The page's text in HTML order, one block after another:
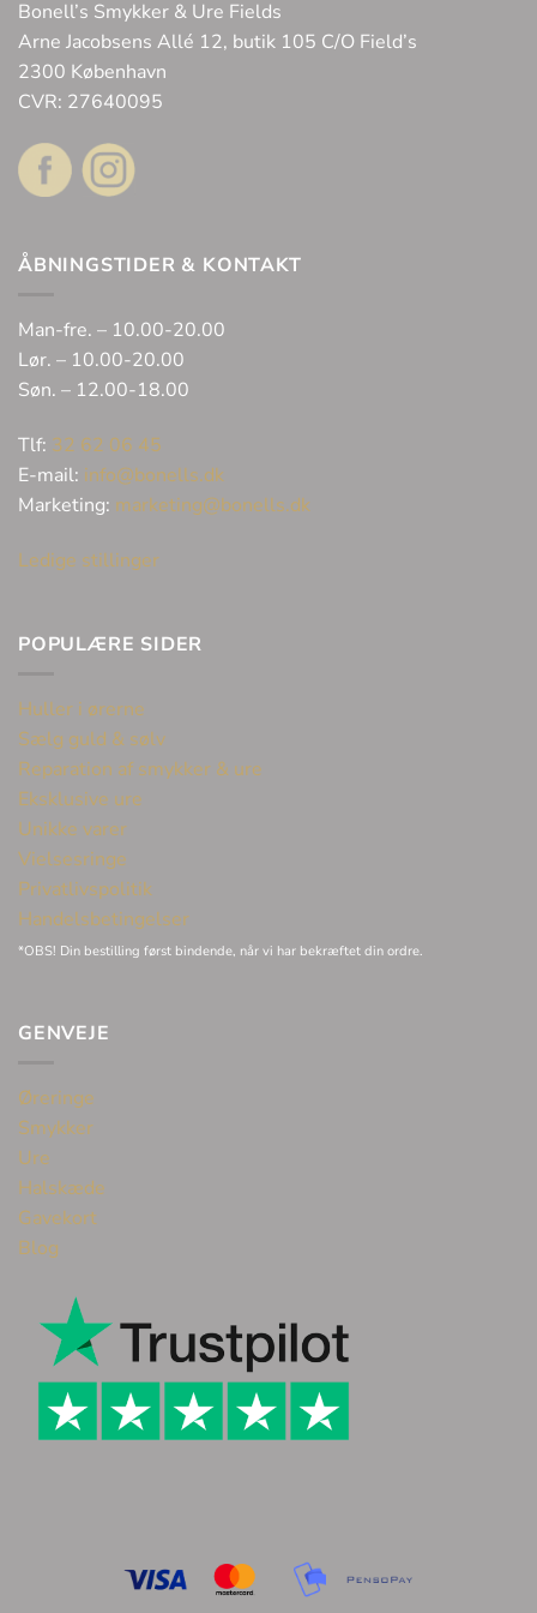
Bonell’s Smykker & Ure Fields
Arne Jacobsens Allé 12, butik 105 C/O Field’s
2300 København
CVR: 27640095
ÅBNINGSTIDER & KONTAKT
Man-fre. – 10.00-20.00
Lør. – 10.00-20.00
Søn. – 12.00-18.00
Tlf: 32 62 06 45
E-mail: info@bonells.dk
Marketing: marketing@bonells.dk
Ledige stillinger
POPULÆRE SIDER
Huller i ørerne
Sælg guld & sølv
Reparation af smykker & ure
Eksklusive ure
Unikke varer
Vielsesringe
Privatlivspolitik
Handelsbetingelser
*OBS! Din bestilling først bindende, når vi har bekræftet din ordre.
GENVEJE
Øreringe
Smykker
Ure
Halskæde
Gavekort
Blog